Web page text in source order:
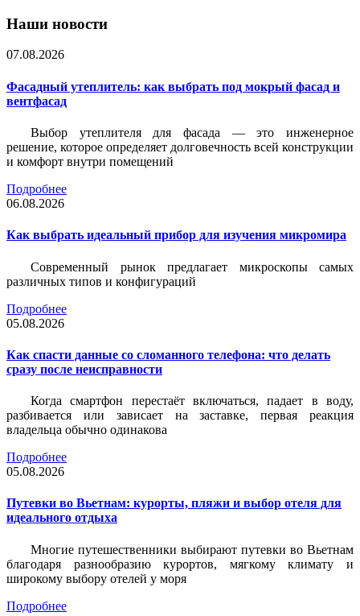
Наши новости
07.08.2026
Фасадный утеплитель: как выбрать под мокрый фасад и
вентфасад
Выбор утеплителя для фасада — это инженерное
решение, которое определяет долговечность всей конструкции
и комфорт внутри помещений
Подробнее
06.08.2026
Как выбрать идеальный прибор для изучения микромира
Современный рынок предлагает микроскопы самых
различных типов и конфигураций
Подробнее
05.08.2026
Как спасти данные со сломанного телефона: что делать
сразу после неисправности
Когда смартфон перестаёт включаться, падает в воду,
разбивается или зависает на заставке, первая реакция
владельца обычно одинакова
Подробнее
05.08.2026
Путевки во Вьетнам: курорты, пляжи и выбор отеля для
идеального отдыха
Многие путешественники выбирают путевки во Вьетнам
благодаря разнообразию курортов, мягкому климату и
широкому выбору отелей у моря
Подробнее